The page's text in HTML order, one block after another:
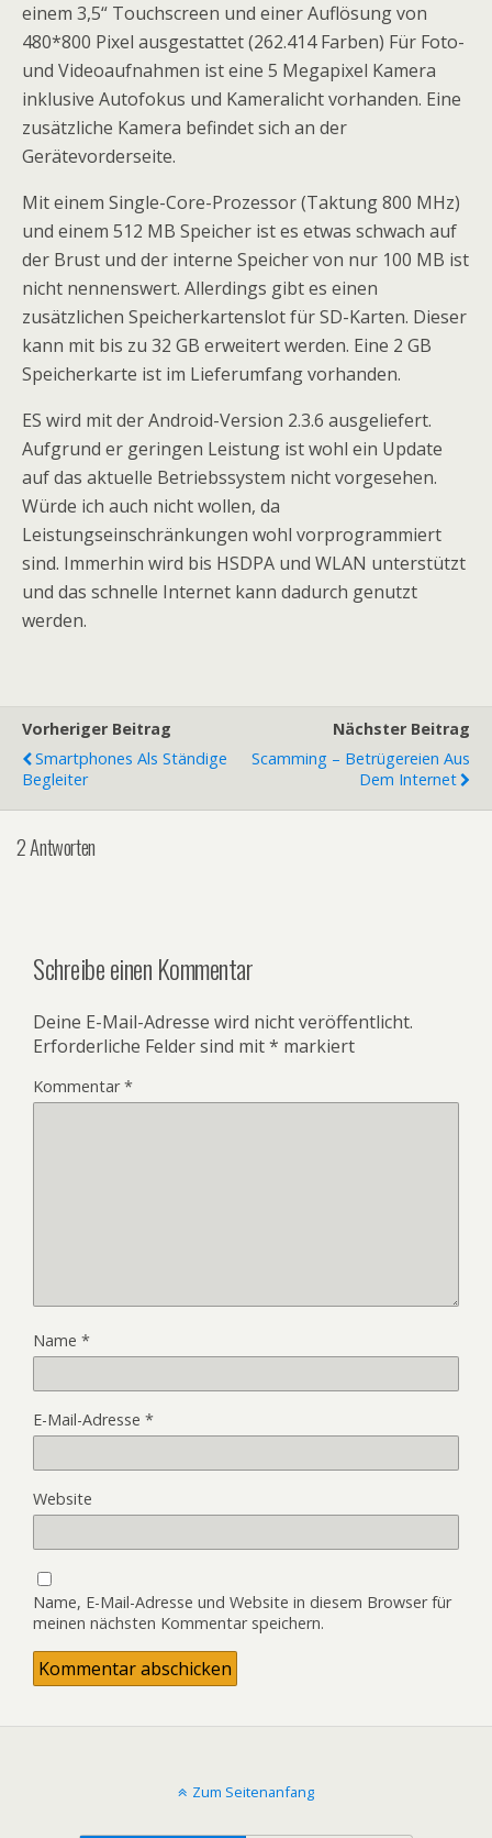
einem 3,5“ Touchscreen und einer Auflösung von
480*800 Pixel ausgestattet (262.414 Farben) Für Foto-
und Videoaufnahmen ist eine 5 Megapixel Kamera
inklusive Autofokus und Kameralicht vorhanden. Eine
zusätzliche Kamera befindet sich an der
Gerätevorderseite.
Mit einem Single-Core-Prozessor (Taktung 800 MHz)
und einem 512 MB Speicher ist es etwas schwach auf
der Brust und der interne Speicher von nur 100 MB ist
nicht nennenswert. Allerdings gibt es einen
zusätzlichen Speicherkartenslot für SD-Karten. Dieser
kann mit bis zu 32 GB erweitert werden. Eine 2 GB
Speicherkarte ist im Lieferumfang vorhanden.
ES wird mit der Android-Version 2.3.6 ausgeliefert.
Aufgrund er geringen Leistung ist wohl ein Update
auf das aktuelle Betriebssystem nicht vorgesehen.
Würde ich auch nicht wollen, da
Leistungseinschränkungen wohl vorprogrammiert
sind. Immerhin wird bis HSDPA und WLAN unterstützt
und das schnelle Internet kann dadurch genutzt
werden.
Vorheriger Beitrag
Smartphones Als Ständige
Begleiter
Nächster Beitrag
Scamming – Betrügereien Aus
Dem Internet
2 Antworten
Schreibe einen Kommentar
Deine E-Mail-Adresse wird nicht veröffentlicht.
Erforderliche Felder sind mit* markiert
Kommentar*
Name *
E-Mail-Adresse *
Website
Name, E-Mail-Adresse und Website in diesem Browser für
meinen nächsten Kommentar speichern.
Zum Seitenanfang